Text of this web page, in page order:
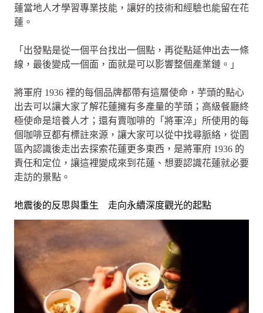
蓮當地人才學習專業技能，讓好的技術和經驗也能留在花
蓮。
「出發點是從一個平台找出一個點，再從點延伸出去一條
線，最後變成一個面，面就是可以影響整個產業鏈。」
將軍府 1936 裡的每個品牌都帶有這層使命，芋頭的點心
出去可以讓大家了解花蓮擁有多產量的芋頭；高級餐廳終
極使命是培養人才；還有賣咖啡的「將軍淬」所使用的每
個咖啡豆都有標註來源，讓大家可以從中找尋脈絡，從園
區內認識後走出去探索花蓮更多東西，是將軍府 1936 的
責任和定位，讓這裡變成來到花蓮、想要認識花蓮就必要
走訪的景點。
地震後的反思與重生 走向永續深度觀光的起點